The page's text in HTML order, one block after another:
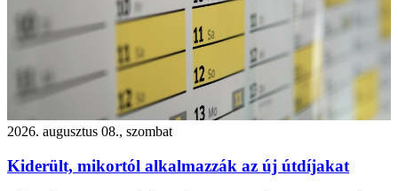
2026. augusztus 08., szombat
Kiderült, mikortól alkalmazzák az új útdíjakat